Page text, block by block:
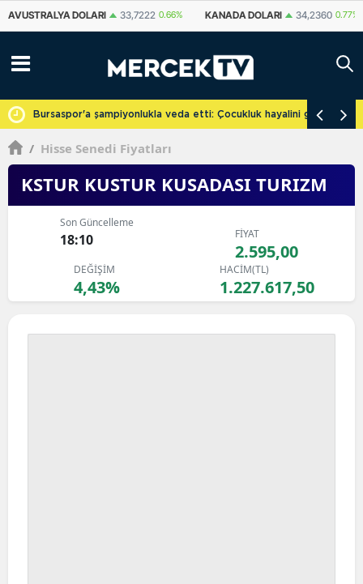
KANADA DOLARI 34,2360 0.77% İSVIÇRE FRANKI 59,0840 0.83%
Bursaspor'a şampiyonlukla veda etti: Çocukluk hayalini
/ Hisse Senedi Fiyatları
KSTUR KUSTUR KUSADASI TURIZM
Son Güncelleme
18:10 FİYAT
2.595,00
DEĞİŞİM
4,43%
HACİM(TL)
1.227.617,50